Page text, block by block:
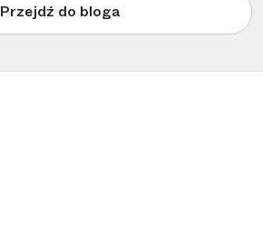
Przejdź do bloga